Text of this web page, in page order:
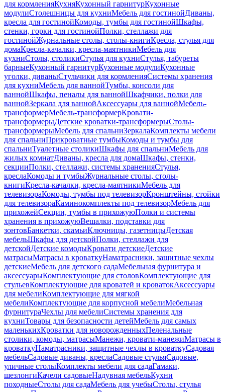
для кормленияКухняКухонный гарнитурКухонные
модулиСтолешницы для кухниМебель для гостинойДиваны,
кресла для гостинойКомоды, тумбы для гостинойШкафы,
стенки, горки для гостинойПолки, стеллажи для
гостинойЖурнальные столы, столы-книгиКресла, стулья для
домаКресла-качалки, кресла-маятникиМебель для
кухниСтолы, столикиСтулья для кухниСтулья, табуреты
барныеКухонный гарнитурКухонные модулиКухонные
уголки, диваныСтульчики для кормленияСистемы хранения
для кухниМебель для ваннойТумбы, консоли для
ваннойШкафы, пеналы для ваннойШкафчики, полки для
ваннойЗеркала для ваннойАксессуары для ваннойМебель-
трансформерМебель-трансформерКровати-
трансформерыДетские кроватки-трансформерыСтолы-
трансформерыМебель для спальниЗеркалаКомплекты мебели
для спальниПрикроватные тумбыКомоды и тумбы для
спальниТуалетные столикиШкафы для спальниМебель для
жилых комнатДиваны, кресла для домаШкафы, стенки,
секцииПолки, стеллажи, системы храненияСтулья,
креслаКомоды и тумбыЖурнальные столы, столы-
книгиКресла-качалки, кресла-маятникиМебель для
телевизораКомоды, тумбы под телевизорКронштейны, стойки
для телевизораКаминокомплекты под телевизорМебель для
прихожейСекции, тумбы в прихожуюПолки и системы
хранения в прихожуюВешалки, подставки для
зонтовБанкетки, скамьиКлючницы, газетницыДетская
мебельШкафы для детскойПолки, стеллажи для
детскойДетские комодыКровати детскиеДетские
матрасыМатрасы в кроваткуНаматрасники, защитные чехлы
детскиеМебель для детского садаМебельная фурнитура и
аксессуарыКомплектующие для столовКомплектующие для
стульевКомплектующие для кроватей и кроватокАксессуары
для мебелиКомплектующие для мягкой
мебелиКомплектующие для корпусной мебелиМебельная
фурнитураЧехлы для мебелиСистемы хранения для
кухниТовары для безопасности детейМебель для самых
маленькихКроватки для новорожденныхПеленальные
столики, комоды, матрасыМанежи, кровати-манежиМатрасы в
кроваткуНаматрасники, защитные чехлы в кроваткуСадовая
мебельСадовые диваны, креслаСадовые стульяСадовые,
уличные столыКомплекты мебели для садаГамаки,
шезлонгиКачели садовыеНадувная мебельКухни
походныеСтолы для садаМебель для учебыСтолы, стулья